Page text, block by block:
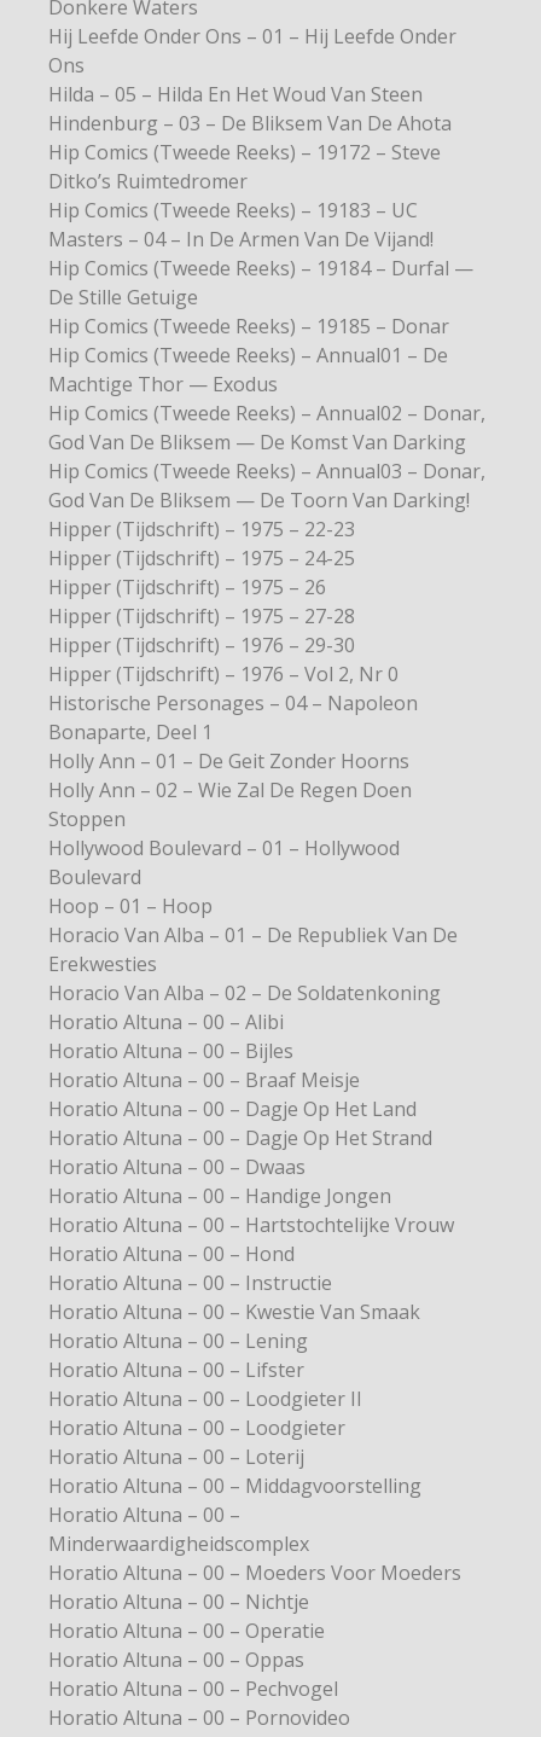
Donkere Waters
Hij Leefde Onder Ons – 01 – Hij Leefde Onder
Ons
Hilda – 05 – Hilda En Het Woud Van Steen
Hindenburg – 03 – De Bliksem Van De Ahota
Hip Comics (Tweede Reeks) – 19172 – Steve
Ditko’s Ruimtedromer
Hip Comics (Tweede Reeks) – 19183 – UC
Masters – 04 – In De Armen Van De Vijand!
Hip Comics (Tweede Reeks) – 19184 – Durfal —
De Stille Getuige
Hip Comics (Tweede Reeks) – 19185 – Donar
Hip Comics (Tweede Reeks) – Annual01 – De
Machtige Thor — Exodus
Hip Comics (Tweede Reeks) – Annual02 – Donar,
God Van De Bliksem — De Komst Van Darking
Hip Comics (Tweede Reeks) – Annual03 – Donar,
God Van De Bliksem — De Toorn Van Darking!
Hipper (Tijdschrift) – 1975 – 22-23
Hipper (Tijdschrift) – 1975 – 24-25
Hipper (Tijdschrift) – 1975 – 26
Hipper (Tijdschrift) – 1975 – 27-28
Hipper (Tijdschrift) – 1976 – 29-30
Hipper (Tijdschrift) – 1976 – Vol 2, Nr 0
Historische Personages – 04 – Napoleon
Bonaparte, Deel 1
Holly Ann – 01 – De Geit Zonder Hoorns
Holly Ann – 02 – Wie Zal De Regen Doen
Stoppen
Hollywood Boulevard – 01 – Hollywood
Boulevard
Hoop – 01 – Hoop
Horacio Van Alba – 01 – De Republiek Van De
Erekwesties
Horacio Van Alba – 02 – De Soldatenkoning
Horatio Altuna – 00 – Alibi
Horatio Altuna – 00 – Bijles
Horatio Altuna – 00 – Braaf Meisje
Horatio Altuna – 00 – Dagje Op Het Land
Horatio Altuna – 00 – Dagje Op Het Strand
Horatio Altuna – 00 – Dwaas
Horatio Altuna – 00 – Handige Jongen
Horatio Altuna – 00 – Hartstochtelijke Vrouw
Horatio Altuna – 00 – Hond
Horatio Altuna – 00 – Instructie
Horatio Altuna – 00 – Kwestie Van Smaak
Horatio Altuna – 00 – Lening
Horatio Altuna – 00 – Lifster
Horatio Altuna – 00 – Loodgieter II
Horatio Altuna – 00 – Loodgieter
Horatio Altuna – 00 – Loterij
Horatio Altuna – 00 – Middagvoorstelling
Horatio Altuna – 00 –
Minderwaardigheidscomplex
Horatio Altuna – 00 – Moeders Voor Moeders
Horatio Altuna – 00 – Nichtje
Horatio Altuna – 00 – Operatie
Horatio Altuna – 00 – Oppas
Horatio Altuna – 00 – Pechvogel
Horatio Altuna – 00 – Pornovideo